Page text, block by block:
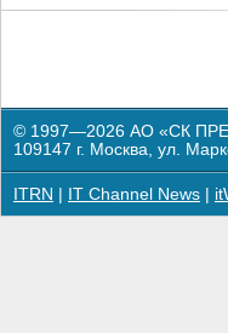
© 1997—2026 АО «СК
109147 г. Москва, ул.
ITRN IT Channel News